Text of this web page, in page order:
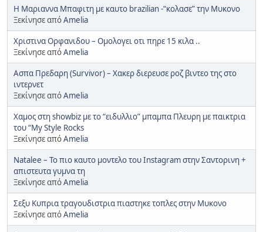
H Μαριαννα Μπαφιτη με καυτο brazilian -“κολασε” την Μυκονο
Ξεκίνησε απόAmelia
Χριστινα Ορφανιδου – Ομολογει οτι πηρε 15 κιλα ..
Ξεκίνησε απόAmelia
Ασπα Πρεδαρη (Survivor) – Χακερ διερευσε ροζ βιντεο της στο
ιντερνετ
Ξεκίνησε απόAmelia
Χαμος στη showbiz με το “ειδυλλιο” μπαμπα Πλευρη με παικτρια
του “My Style Rocks
Ξεκίνησε απόAmelia
Natalee – Το πιο καυτο μοντελο του Instagram στην Σαντορινη +
απιστευτα γυμνα τη
Ξεκίνησε απόAmelia
Σεξυ Κυπρια τραγουδιστρια πιαστηκε τοπλες στην Μυκονο
Ξεκίνησε απόAmelia